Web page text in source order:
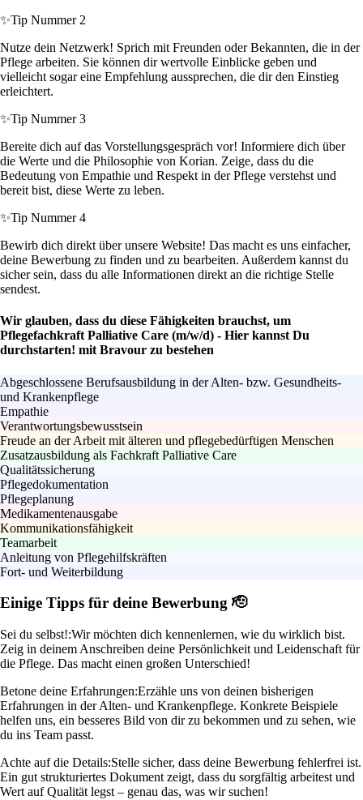
✨Tip Nummer 2
Nutze dein Netzwerk! Sprich mit Freunden oder Bekannten, die in der
Pflege arbeiten. Sie können dir wertvolle Einblicke geben und
vielleicht sogar eine Empfehlung aussprechen, die dir den Einstieg
erleichtert.
✨Tip Nummer 3
Bereite dich auf das Vorstellungsgespräch vor! Informiere dich über
die Werte und die Philosophie von Korian. Zeige, dass du die
Bedeutung von Empathie und Respekt in der Pflege verstehst und
bereit bist, diese Werte zu leben.
✨Tip Nummer 4
Bewirb dich direkt über unsere Website! Das macht es uns einfacher,
deine Bewerbung zu finden und zu bearbeiten. Außerdem kannst du
sicher sein, dass du alle Informationen direkt an die richtige Stelle
sendest.
Wir glauben, dass du diese Fähigkeiten brauchst, um
Pflegefachkraft Palliative Care (m/w/d) - Hier kannst Du
durchstarten! mit Bravour zu bestehen
Abgeschlossene Berufsausbildung in der Alten- bzw. Gesundheits-
und Krankenpflege
Empathie
Verantwortungsbewusstsein
Freude an der Arbeit mit älteren und pflegebedürftigen Menschen
Zusatzausbildung als Fachkraft Palliative Care
Qualitätssicherung
Pflegedokumentation
Pflegeplanung
Medikamentenausgabe
Kommunikationsfähigkeit
Teamarbeit
Anleitung von Pflegehilfskräften
Fort- und Weiterbildung
Einige Tipps für deine Bewerbung 🫡
Sei du selbst!:Wir möchten dich kennenlernen, wie du wirklich bist.
Zeig in deinem Anschreiben deine Persönlichkeit und Leidenschaft für
die Pflege. Das macht einen großen Unterschied!
Betone deine Erfahrungen:Erzähle uns von deinen bisherigen
Erfahrungen in der Alten- und Krankenpflege. Konkrete Beispiele
helfen uns, ein besseres Bild von dir zu bekommen und zu sehen, wie
du ins Team passt.
Achte auf die Details:Stelle sicher, dass deine Bewerbung fehlerfrei ist.
Ein gut strukturiertes Dokument zeigt, dass du sorgfältig arbeitest und
Wert auf Qualität legst – genau das, was wir suchen!